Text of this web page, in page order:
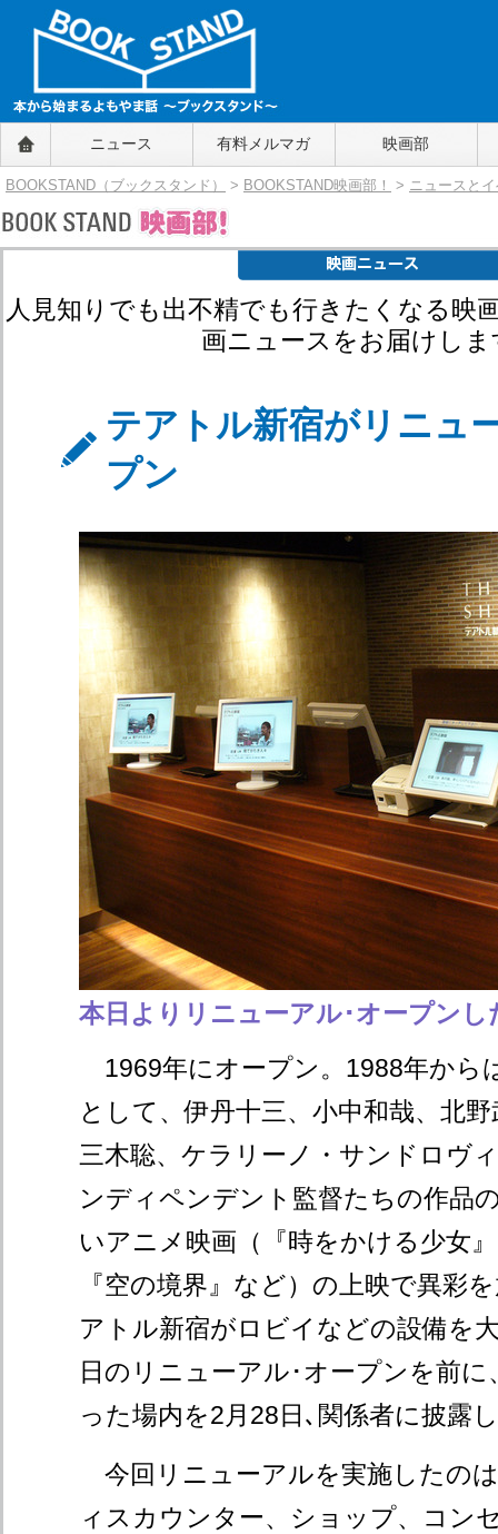
BOOKSTAND（ブックスタンド）
～本から始まるよもやま話～
BOOKSTAND（ブ
ニュース 有料メルマガ 映画部
BOOKSTAND（ブックスタンド） > BOOKSTAND映画部！ > ニュースと
人見知りでも出不精でも行きたくなる映
画ニュースをお届けしま
テアトル新宿がリニュ
プン
本日よりリニューアル･オープンし
1969年にオープン。1988年から
として、伊丹十三、小中和哉、北
三木聡、ケラリーノ・サンドロヴ
ンディペンデント監督たちの作品
いアニメ映画（『時をかける少女
『空の境界』など）の上映で異彩
アトル新宿がロビイなどの設備を
日のリニューアル･オープンを前に
った場内を2月28日､関係者に披露
今回リニューアルを実施したの
ィスカウンター、ショップ、コン